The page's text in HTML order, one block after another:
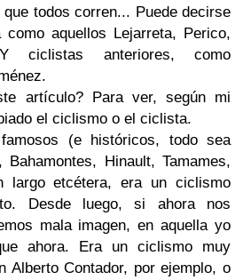
todos corren... Puede decirse
aquellos Lejarreta, Perico,
ciclistas anteriores, como
artículo? Para ver, según mi
el ciclismo o el ciclista.
(e históricos, todo sea
Hinault, Tamames,
largo etcétera, era un ciclismo
Desde luego, si ahora nos
mala imagen, en aquella yo
ahora. Era un ciclismo muy
Alberto Contador, por ejemplo, o